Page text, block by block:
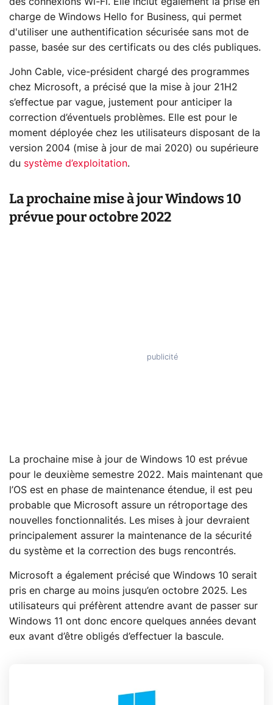
charge de Windows Hello for Business, qui permet
d'utiliser une authentification sécurisée sans mot de
passe, basée sur des certificats ou des clés publiques.
John Cable, vice-président chargé des programmes
chez Microsoft, a précisé que la mise à jour 21H2
s’effectue par vague, justement pour anticiper la
correction d’éventuels problèmes. Elle est pour le
moment déployée chez les utilisateurs disposant de la
version 2004 (mise à jour de mai 2020) ou supérieure
du système d’exploitation.
La prochaine mise à jour Windows 10
prévue pour octobre 2022
La prochaine mise à jour de Windows 10 est prévue
pour le deuxième semestre 2022. Mais maintenant que
l’OS est en phase de maintenance étendue, il est peu
probable que Microsoft assure un rétroportage des
nouvelles fonctionnalités. Les mises à jour devraient
principalement assurer la maintenance de la sécurité
du système et la correction des bugs rencontrés.
Microsoft a également précisé que Windows 10 serait
pris en charge au moins jusqu’en octobre 2025. Les
utilisateurs qui préfèrent attendre avant de passer sur
Windows 11 ont donc encore quelques années devant
eux avant d’être obligés d’effectuer la bascule.